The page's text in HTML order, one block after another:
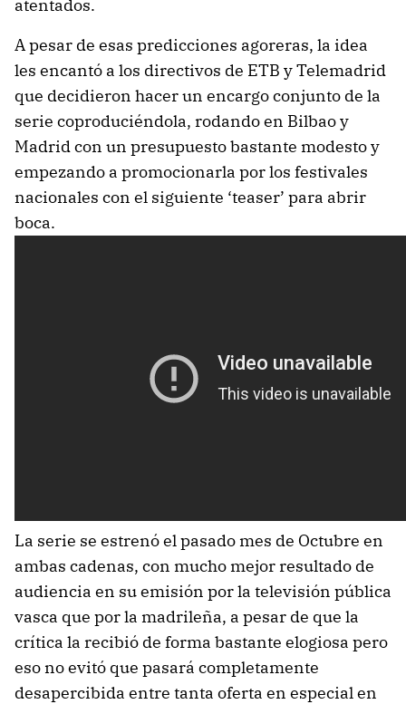
atentados.
A pesar de esas predicciones agoreras, la idea
les encantó a los directivos de ETB y Telemadrid
que decidieron hacer un encargo conjunto de la
serie coproduciéndola, rodando en Bilbao y
Madrid con un presupuesto bastante modesto y
empezando a promocionarla por los festivales
nacionales con el siguiente ‘teaser’ para abrir
boca.
La serie se estrenó el pasado mes de Octubre en
ambas cadenas, con mucho mejor resultado de
audiencia en su emisión por la televisión pública
vasca que por la madrileña, a pesar de que la
crítica la recibió de forma bastante elogiosa pero
eso no evitó que pasará completamente
desapercibida entre tanta oferta en especial en